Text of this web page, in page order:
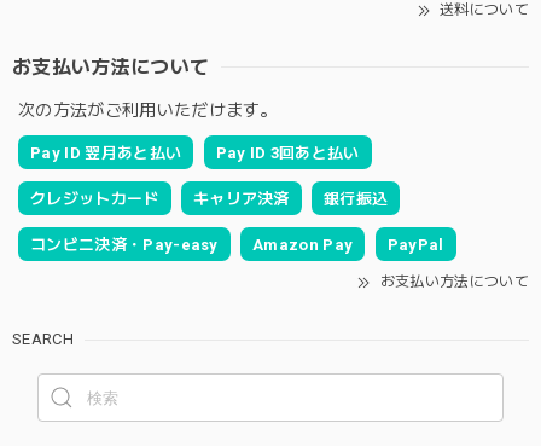
送料について
お支払い方法について
次の方法がご利用いただけます。
Pay ID 翌月あと払い Pay ID 3回あと払い
クレジットカード キャリア決済 銀行振込
コンビニ決済・Pay-easy Amazon Pay PayPal
お支払い方法について
SEARCH